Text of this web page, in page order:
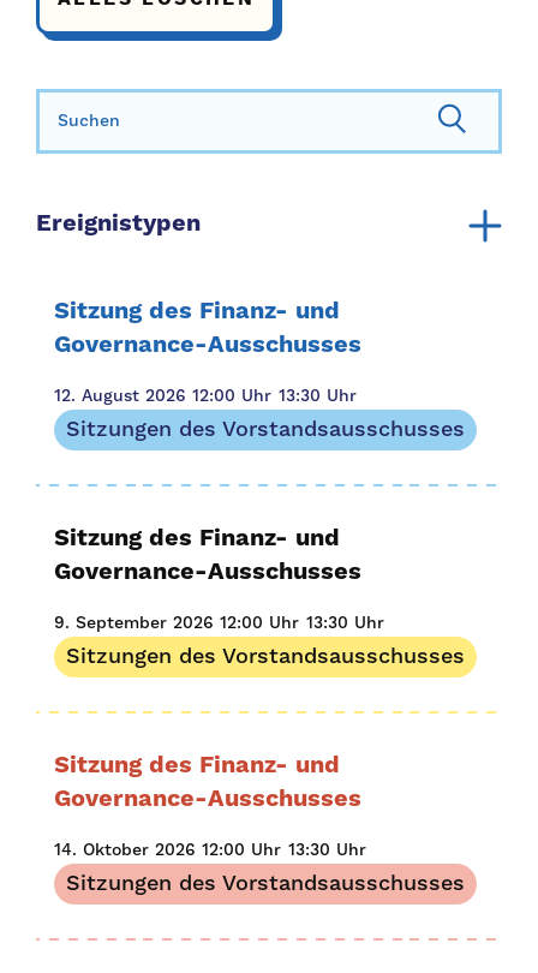
Suchen nach:
Ereignistypen
Vorstandssitzung
Für Familien
Sitzung des Finanz- und
Governance-Ausschusses
12. August 2026 12:00 Uhr 13:30 Uhr
Sitzungen des Vorstandsausschusses
Sitzung des Finanz- und
Governance-Ausschusses
9. September 2026 12:00 Uhr 13:30 Uhr
Sitzungen des Vorstandsausschusses
Sitzung des Finanz- und
Governance-Ausschusses
14. Oktober 2026 12:00 Uhr 13:30 Uhr
Sitzungen des Vorstandsausschusses